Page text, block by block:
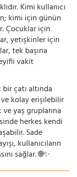
Kimi kullanıcı
kimi için günün
Çocuklar için
yetişkinler için
tek başına
vakit
çatı altında
ve kolay erişilebilir
yaş gruplarına
herkes kendi
Sade
kullanıcıların
sağlar. 🌐✨